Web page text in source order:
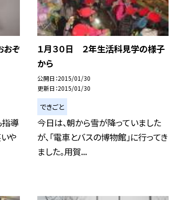
ぞ
導
や
１月３０日 ２年生活科見学の様子
から
公開日 2015/01/30
更新日 2015/01/30
できごと
今日は、朝から雪が降っていました
が、「電車とバスの博物館」に行ってき
ました。用賀...